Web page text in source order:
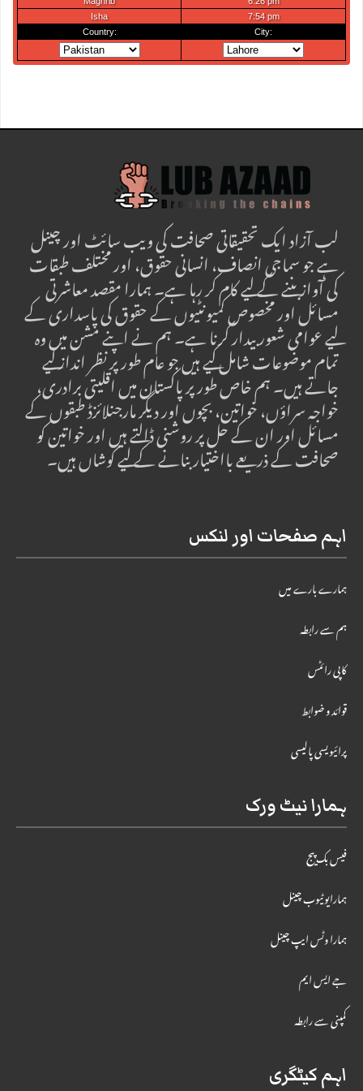
لب آزاد ایک تحقیقاتی صحافت کی ویب سائٹ اور چینل
ہے جو سماجی انصاف، انسانی حقوق، اور مختلف طبقات
کی آواز بننے کے لیے کام کر رہا ہے۔ ہمارا مقصد معاشرتی
مسائل اور مخصوص کمیونٹیوں کے حقوق کی پاسداری کے
لیے عوامی شعور بیدار کرنا ہے۔ ہم نے اپنے مشن میں وہ
تمام موضوعات شامل کیے ہیں جو عام طور پر نظر انداز کیے
جاتے ہیں۔ ہم خاص طور پر پاکستان میں اقلیتی برادری،
خواجہ سراؤں، خواتین، بچوں اور دیگر مارجنلائزڈ طبقوں کے
مسائل اور ان کے حل پر روشنی ڈالتے ہیں اور خواتین کو
صحافت کے ذریعے بااختیار بنانے کے لیے کوشاں ہیں۔
اہم صفحات اور لنکس
ہمارے بارے میں
ہم سے رابطہ
کاپی رائٹس
قوائد و ضوابط
پرائیویسی پالیسی
ہمارا نیٹ ورک
فیس بک پیج
ہمارایوٹیوب چینل
ہمارا وٹس ایپ چینل
جے ایس ایم
کمپنی سے رابطہ
اہم کیٹگری